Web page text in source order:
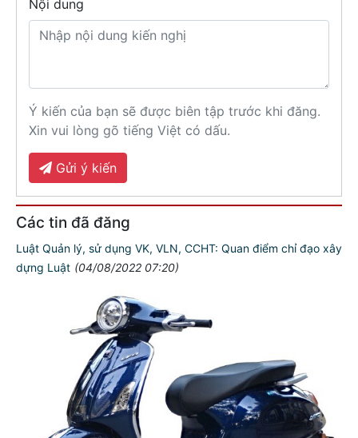
Nội dung
Ý kiến của bạn sẽ được biên tập trước khi đăng.
Xin vui lòng gõ tiếng Việt có dấu.
Gửi ý kiến
Các tin đã đăng